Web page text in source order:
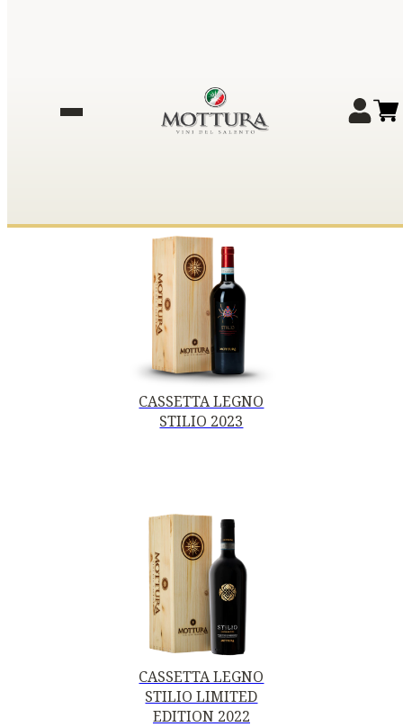
CASSETTA LEGNO
STILIO 2023
CASSETTA LEGNO
STILIO LIMITED
EDITION 2022